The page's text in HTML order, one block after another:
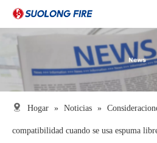
Hogar » Noticias »
compatibilidad cuando se usa espuma